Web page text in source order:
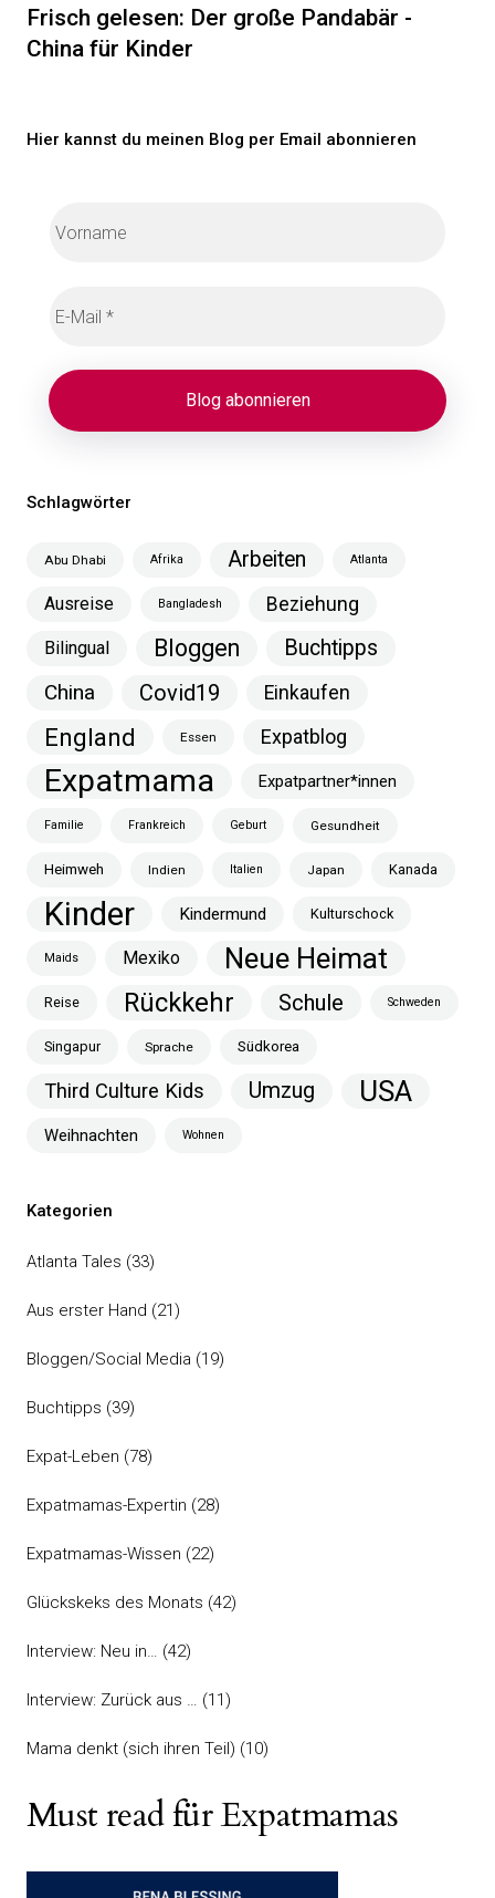
Beitrag
Frisch gelesen: Der große Pandabär -
China für Kinder
Hier kannst du meinen Blog per Email abonnieren
Schlagwörter
Abu Dhabi Afrika Arbeiten Atlanta
Ausreise Bangladesh Beziehung
Bilingual Bloggen
Buchtipps
China
Covid19 Einkaufen
England Essen Expatblog
Expatmama Expatpartner*innen
Familie Frankreich Geburt Gesundheit
Heimweh Indien Italien Japan Kanada
Kinder Kindermund Kulturschock
Maids Mexiko Neue Heimat
Reise Rückkehr Schule Schweden
Singapur Sprache Südkorea
Third Culture Kids Umzug USA
Weihnachten Wohnen
Kategorien
Atlanta Tales (33)
Aus erster Hand (21)
Bloggen/Social Media (19)
Buchtipps (39)
Expat-Leben (78)
Expatmamas-Expertin (28)
Expatmamas-Wissen (22)
Glückskeks des Monats (42)
Interview: Neu in… (42)
Interview: Zurück aus … (11)
Mama denkt (sich ihren Teil) (10)
Must read für Expatmamas